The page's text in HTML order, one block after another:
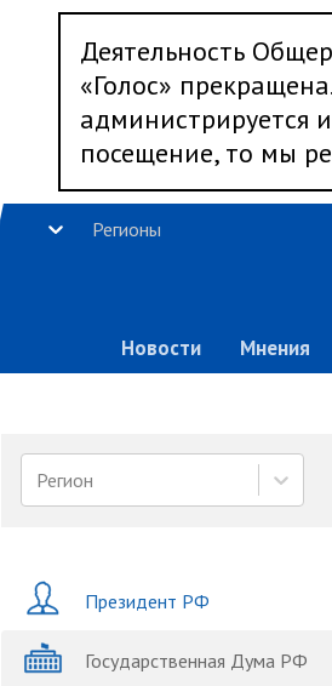
Деятельность
«Голос»
администрируется
посещение, то мы
Регионы
Новости Мнения
Регион
Президент РФ
Государственная Дума РФ